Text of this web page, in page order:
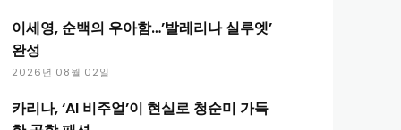
이세영, 순백의 우아함…’발레리나 실루엣’
완성
2026년 08월 02일
카리나, ‘AI 비주얼’이 현실로 청순미 가득